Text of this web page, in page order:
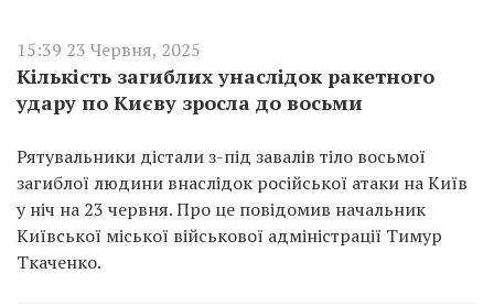
15:39 23 Червня, 2025
Кількість загиблих унаслідок ракетного
удару по Києву зросла до восьми
Рятувальники дістали з-під завалів тіло восьмої
загиблої людини внаслідок російської атаки на Київ
у ніч на 23 червня. Про це повідомив начальник
Київської міської військової адміністрації Тимур
Ткаченко.